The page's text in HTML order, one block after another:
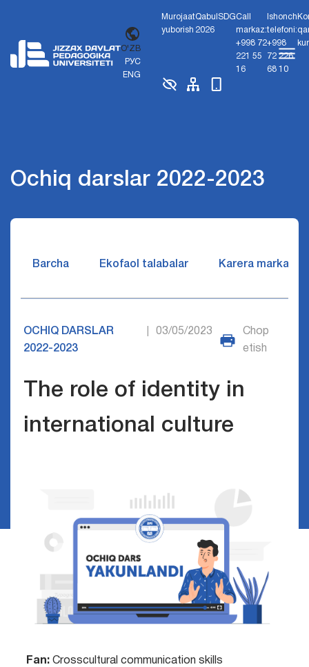
O'ZB
РУС
ENG
Murojaat
yuborish
Qabul
2026
SDGCall
markaz:
+998 72
221 55
16
Ishonch
telefoni:
+998
72 226
68 10
Ochiq darslar 2022-2023
Barcha Ekofaol talabalar Karera markazi
OCHIQ DARSLAR
2022-2023
03/05/2023
Chop
etish
The role of identity in
international culture
Fan: Crosscultural communication skills